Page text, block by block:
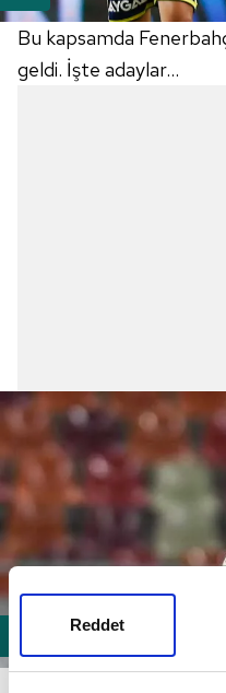
Reddet
Bu kapsamda
geldi. İşte adaylar...